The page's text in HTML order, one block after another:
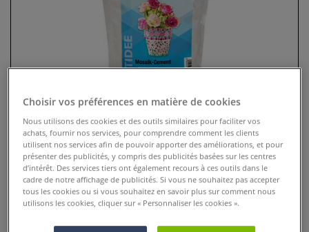
Ciment à mosaïque Creartec
Choisir vos préférences en matière de cookies
Nous utilisons des cookies et des outils similaires pour faciliter vos
achats, fournir nos services, pour comprendre comment les clients
utilisent nos services afin de pouvoir apporter des améliorations, et pour
présenter des publicités, y compris des publicités basées sur les centres
d’intérêt. Des services tiers ont également recours à ces outils dans le
cadre de notre affichage de publicités. Si vous ne souhaitez pas accepter
tous les cookies ou si vous souhaitez en savoir plus sur comment nous
utilisons les cookies, cliquer sur « Personnaliser les cookies ».